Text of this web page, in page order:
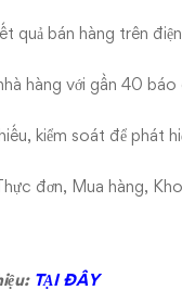
quả bán hàng trên
hàng với gần 40
kiểm soát để phát
đơn, Mua hàng,
TẠI ĐÂY